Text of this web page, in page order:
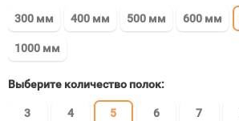
300 мм 400 мм 500 мм 600 мм
1000 мм
Выберите количество полок:
3
4
5
6
7